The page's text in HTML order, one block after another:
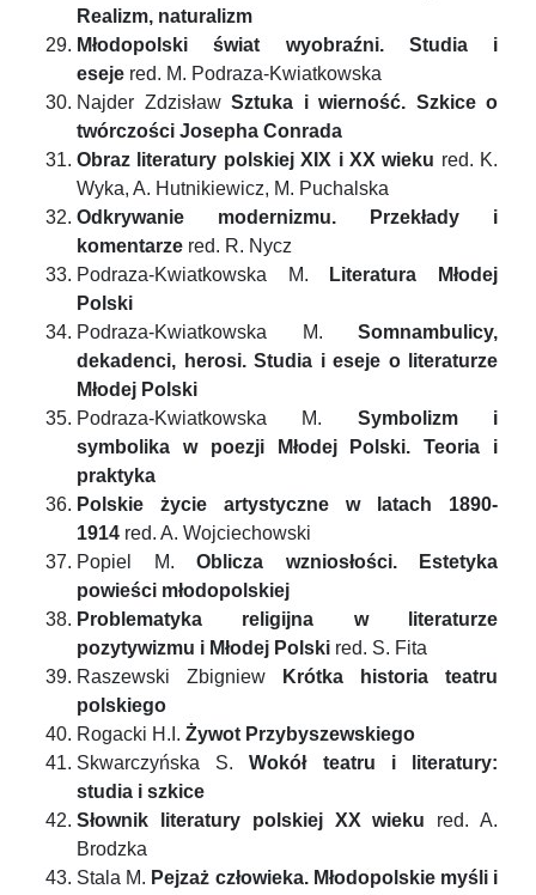
Realizm, naturalizm
Młodopolski świat wyobraźni. Studia i
eseje red. M. Podraza-Kwiatkowska
Najder Zdzisław Sztuka i wierność. Szkice o
twórczości Josepha Conrada
Obraz literatury polskiej XIX i XX wieku red. K.
Wyka, A. Hutnikiewicz, M. Puchalska
Odkrywanie modernizmu. Przekłady i
komentarze red. R. Nycz
Podraza-Kwiatkowska M.
Literatura Młodej
Polski
Podraza-Kwiatkowska M. Somnambulicy,
dekadenci, herosi. Studia i eseje o literaturze
Młodej Polski
Podraza-Kwiatkowska M. Symbolizm i
symbolika w poezji Młodej Polski. Teoria i
praktyka
Polskie życie artystyczne w latach 1890-
1914 red. A. Wojciechowski
Popiel M. Oblicza wzniosłości. Estetyka
powieści młodopolskiej
Problematyka religijna w literaturze
pozytywizmu i Młodej Polski red. S. Fita
Raszewski Zbigniew
Krótka historia teatru
polskiego
Rogacki H.I. Żywot Przybyszewskiego
Skwarczyńska S.Wokół teatru i literatury:
studia i szkice
Słownik literatury polskiej XX wieku red. A.
Brodzka
Stala M. Pejzaż człowieka. Młodopolskie myśli i